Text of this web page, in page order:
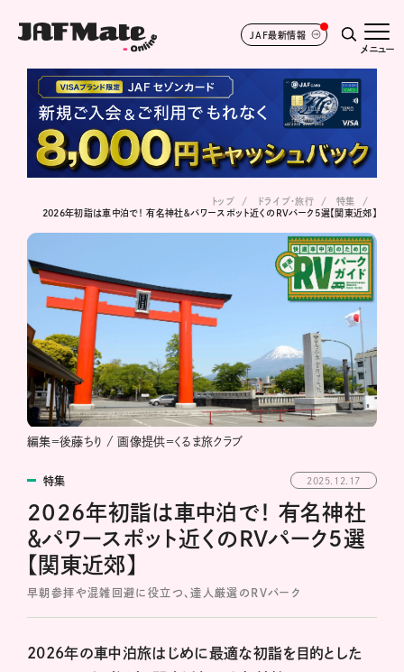
JAF最新情報
メニュー
トップ ドライブ･旅行
特集
2026年初詣は車中泊で！ 有名神社＆パワースポット近くのRVパーク5選【関東近郊】
編集＝後藤ちり / 画像提供＝くるま旅クラブ
特集 2025.12.17
2026年初詣は車中泊で！ 有名神社
＆パワースポット近くのRVパーク5選
【関東近郊】
早朝参拝や混雑回避に役立つ、達人厳選のRVパーク
2026年の車中泊旅はじめに最適な初詣を目的とした